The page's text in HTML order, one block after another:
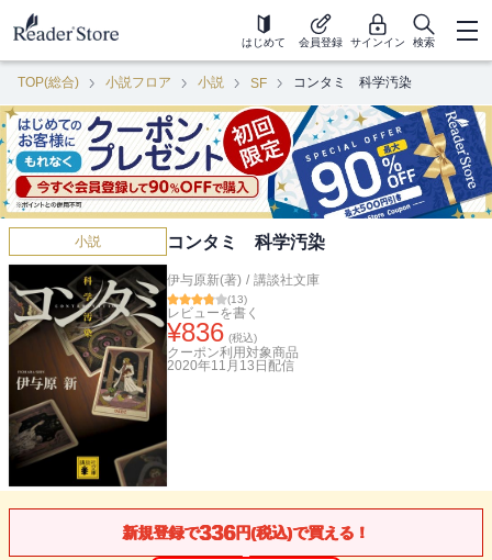
はじめて 会員登録 サインイン 検索
TOP(総合) 小説フロア 小説 SF コンタミ 科学汚染
小説 コンタミ 科学汚染
伊与原新(著) / 講談社文庫
(13)
レビューを書く
¥836 (税込)
クーポン利用対象商品
2020年11月13日 配信
新規登録で336円(税込)で買える！